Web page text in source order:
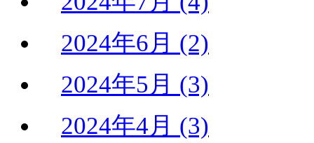
2024年6月 (2)
2024年5月 (3)
2024年4月 (3)